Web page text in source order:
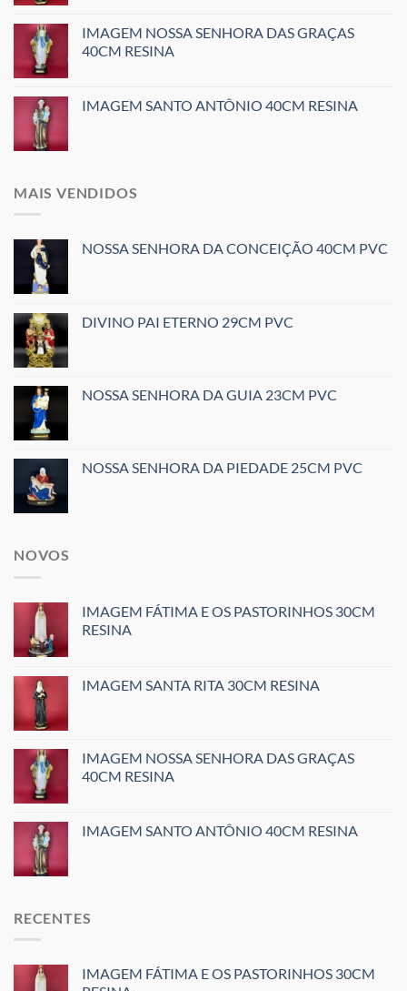
IMAGEM NOSSA SENHORA DAS GRAÇAS
40CM RESINA
IMAGEM SANTO ANTÔNIO 40CM RESINA
MAIS VENDIDOS
NOSSA SENHORA DA CONCEIÇÃO 40CM PVC
DIVINO PAI ETERNO 29CM PVC
NOSSA SENHORA DA GUIA 23CM PVC
NOSSA SENHORA DA PIEDADE 25CM PVC
NOVOS
IMAGEM FÁTIMA E OS PASTORINHOS 30CM
RESINA
IMAGEM SANTA RITA 30CM RESINA
IMAGEM NOSSA SENHORA DAS GRAÇAS
40CM RESINA
IMAGEM SANTO ANTÔNIO 40CM RESINA
RECENTES
IMAGEM FÁTIMA E OS PASTORINHOS 30CM